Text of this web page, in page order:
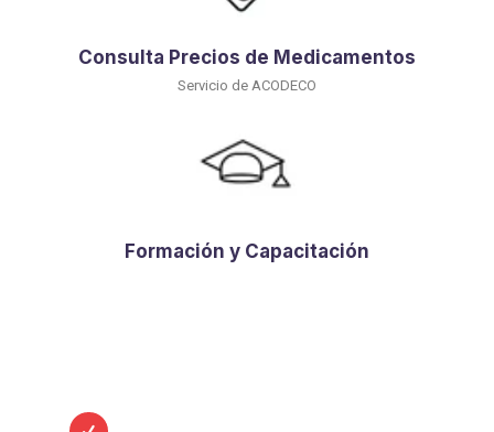
Consulta Precios de Medicamentos
Servicio de ACODECO
Formación y Capacitación